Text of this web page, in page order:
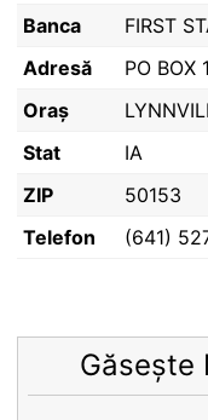
Banca
FIRST
Adresă
PO BOX
Oraș
Stat
IA
ZIP
50153
Telefon
(641)
Găsește